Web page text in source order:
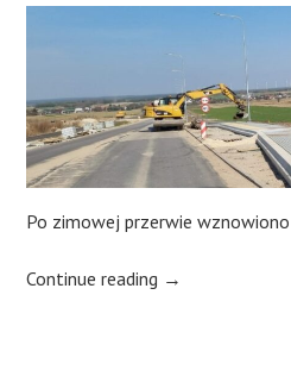
Po zimowej przerwie
Continue reading →